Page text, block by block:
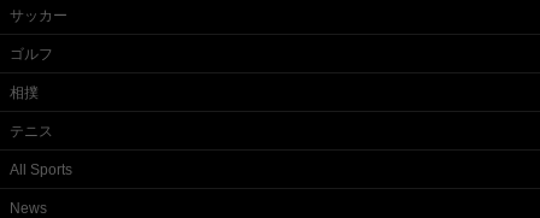
サッカー
ゴルフ
相撲
テニス
All Sports
News